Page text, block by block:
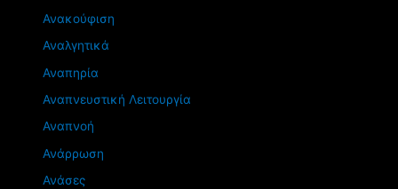
Ανακούφιση
Αναλγητικά
Αναπηρία
Αναπνευστική Λειτουργία
Αναπνοή
Ανάρρωση
Ανάσες